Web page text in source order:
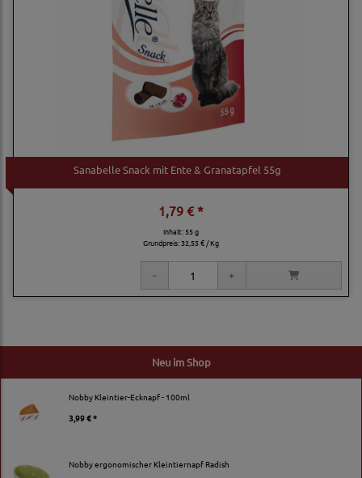
Neu im Shop
Nobby Kleintier-Ecknapf - 100ml
3,99 € *
Nobby ergonomischer Kleintiernapf Radish
Sanabelle Snack mit Ente & Granatapfel 55g
1,79 € *
Inhalt: 55 g
Grundpreis:32,55 € / Kg